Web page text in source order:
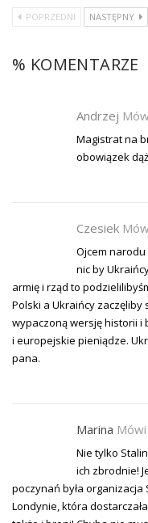
POPRZEDNI NASTĘPNY
% KOMENTARZE
Andrzej
Magistrat na
obowiązek
Czesiek
Ojcem
nic by
armię i rząd to
Polski a Ukraińcy zaczęliby
wypaczoną wersję historii i
i europejskie pieniądze.
pana.
Marina Mówi
Nie tylko
ich zbrodnie!
poczynań była
Londynie, która